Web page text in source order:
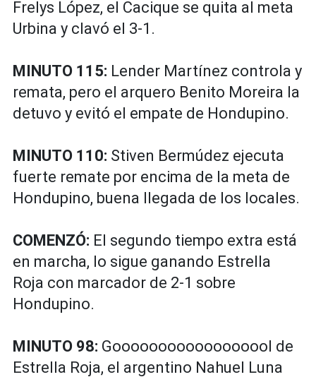
Frelys López, el Cacique se quita al meta
Urbina y clavó el 3-1.
MINUTO 115: Lender Martínez controla y
remata, pero el arquero Benito Moreira la
detuvo y evitó el empate de Hondupino.
MINUTO 110: Stiven Bermúdez ejecuta
fuerte remate por encima de la meta de
Hondupino, buena llegada de los locales.
COMENZÓ: El segundo tiempo extra está
en marcha, lo sigue ganando Estrella
Roja con marcador de 2-1 sobre
Hondupino.
MINUTO 98: Goooooooooooooooool de
Estrella Roja, el argentino Nahuel Luna